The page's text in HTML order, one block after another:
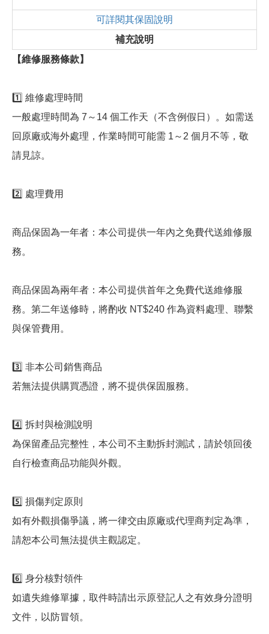
可詳閱其保固說明
補充說明
【維修服務條款】
1️⃣ 維修處理時間
一般處理時間為 7～14 個工作天（不含例假日）。如需送
回原廠或海外處理，作業時間可能需 1～2 個月不等，敬
請見諒。
2️⃣ 處理費用
商品保固為一年者：本公司提供一年內之免費代送維修服
務。
商品保固為兩年者：本公司提供首年之免費代送維修服
務。第二年送修時，將酌收 NT$240 作為資料處理、聯繫
與保管費用。
3️⃣ 非本公司銷售商品
若無法提供購買憑證，將不提供保固服務。
4️⃣ 拆封與檢測說明
為保留產品完整性，本公司不主動拆封測試，請於領回後
自行檢查商品功能與外觀。
5️⃣ 損傷判定原則
如有外觀損傷爭議，將一律交由原廠或代理商判定為準，
請恕本公司無法提供主觀認定。
6️⃣ 身分核對領件
如遺失維修單據，取件時請出示原登記人之有效身分證明
文件，以防冒領。